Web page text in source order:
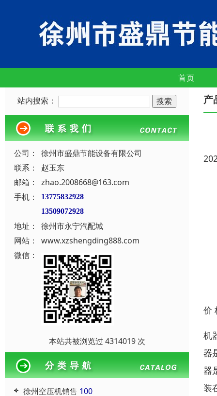
首页
站内搜索：
公司：
徐州市盛鼎节能设备有限公司
联系：
赵玉东
邮箱：
zhao.2008668@163.com
手机：
13775832928
13509072928
地址：
徐州市永宁汽配城
网站：
www.xzshengding888.com
微信：
本站共被浏览过 4314019 次
徐州空压机销售 100
产
价
机
器
器
装